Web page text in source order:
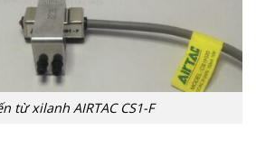
từ xilanh AIRTAC CS1-F